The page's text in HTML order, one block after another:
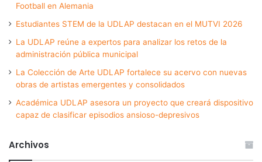
Football en Alemania
Estudiantes STEM de la UDLAP destacan en el MUTVI 2026
La UDLAP reúne a expertos para analizar los retos de la
administración pública municipal
La Colección de Arte UDLAP fortalece su acervo con nuevas
obras de artistas emergentes y consolidados
Académica UDLAP asesora un proyecto que creará dispositivo
capaz de clasificar episodios ansioso-depresivos
Archivos